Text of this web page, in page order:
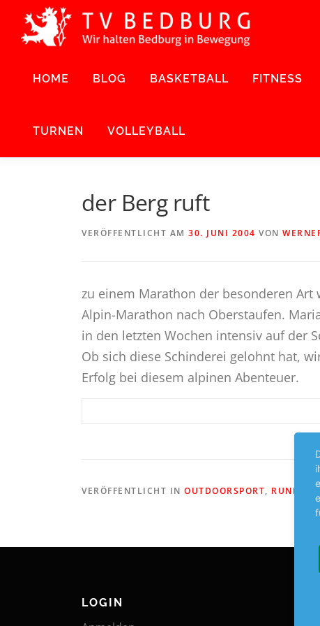
Inhalt
springen
HOME BLOG BASKETBALL FITNESS
TURNEN VOLLEYBALL
der Berg ruft
VERÖFFENTLICHT AM 30. JUNI 2004 VON
zu einem Marathon der besonderen Art
Alpin-Marathon nach Oberstaufen.
in den letzten Wochen intensiv auf der
Ob sich diese Schinderei gelohnt hat,
Erfolg bei diesem alpinen Abenteuer.
VERÖFFENTLICHT IN OUTDOORSPORT,
LOGIN